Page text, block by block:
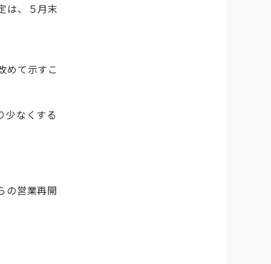
、５月末
めて示すこ
なくする
営業再開